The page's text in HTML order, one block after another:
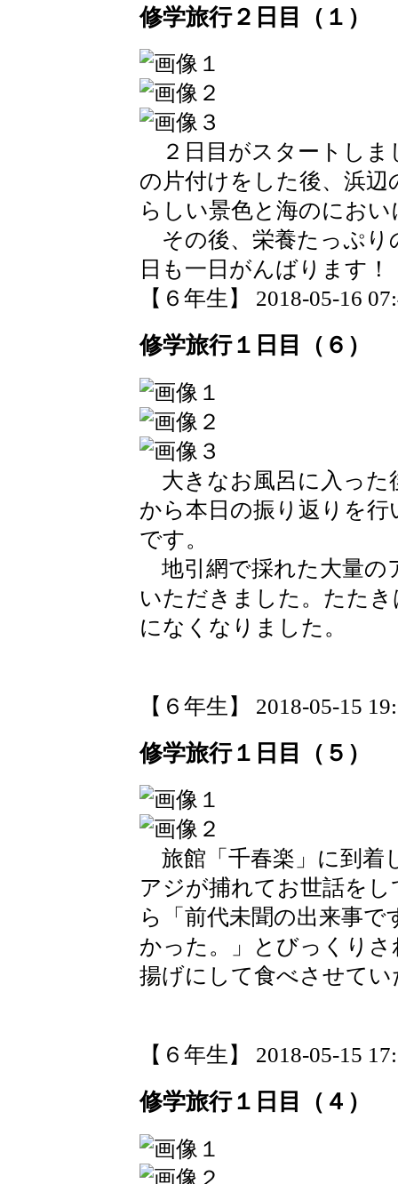
修学旅行２日目（１）
２日目がスタートしま
の片付けをした後、浜
らしい景色と海のにお
その後、栄養たっぷり
日も一日がんばります！
【６年生】 2018-05-16
修学旅行１日目（６）
大きなお風呂に入った
から本日の振り返りを
です。
地引網で採れた大量の
いただきました。たた
になくなりました。
【６年生】 2018-05-15
修学旅行１日目（５）
旅館「千春楽」に到着
アジが捕れてお世話を
ら「前代未聞の出来事
かった。」とびっくり
揚げにして食べさせて
【６年生】 2018-05-15
修学旅行１日目（４）